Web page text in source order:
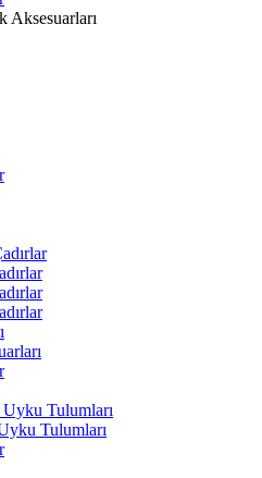
Aksesuarları
Tulumları
Tulumları